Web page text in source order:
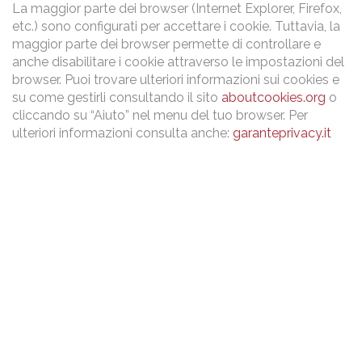
La maggior parte dei browser (Internet Explorer, Firefox,
etc.) sono configurati per accettare i cookie. Tuttavia, la
maggior parte dei browser permette di controllare e
anche disabilitare i cookie attraverso le impostazioni del
browser. Puoi trovare ulteriori informazioni sui cookies e
su come gestirli consultando il sito aboutcookies.org o
cliccando su “Aiuto” nel menu del tuo browser. Per
ulteriori informazioni consulta anche: garanteprivacy.it